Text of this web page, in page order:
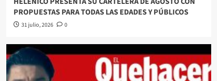
PROPUESTAS PARA TODAS LAS EDADES Y PÚBLICOS
31 julio, 2026 0